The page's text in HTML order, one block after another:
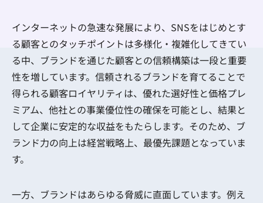
インターネットの急速な発展により、SNSをはじめとす
る顧客とのタッチポイントは多様化・複雑化してきてい
る中、ブランドを通じた顧客との信頼構築は一段と重要
性を増しています。信頼されるブランドを育てることで
得られる顧客ロイヤリティは、優れた選好性と価格プレ
ミアム、他社との事業優位性の確保を可能とし、結果と
して企業に安定的な収益をもたらします。そのため、ブ
ランド力の向上は経営戦略上、最優先課題となっていま
す。
一方、ブランドはあらゆる脅威に直面しています。例え